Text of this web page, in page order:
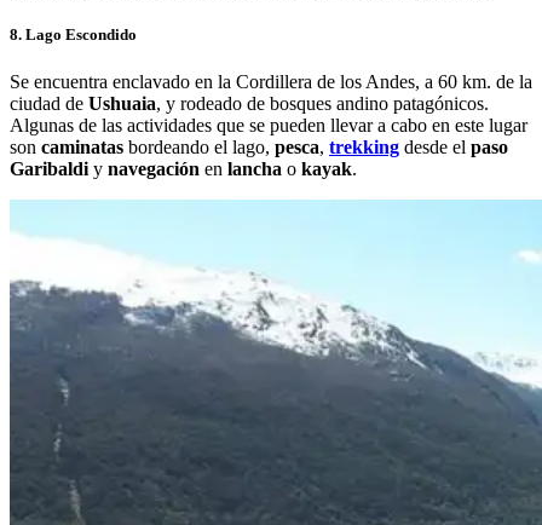
8. Lago Escondido
Se encuentra enclavado en la Cordillera de los Andes, a 60 km. de la
ciudad de Ushuaia, y rodeado de bosques andino patagónicos.
Algunas de las actividades que se pueden llevar a cabo en este lugar
son caminatas bordeando el lago, pesca, trekking desde el paso
Garibaldi y navegación en lancha o kayak.